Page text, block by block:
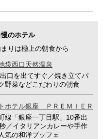
のホテル
りは極上の朝食から
袋西口天然温泉
出口を出てすぐ／焼き立てパ
野菜などこだわりの朝食
ホテル銀座 ＰＲＥＭＩＥＲ
線「銀座一丁目駅」10番出
／イタリアンカレーや手作
気の和洋ブッフェ